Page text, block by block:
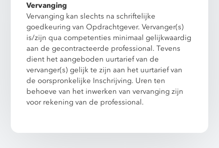
Vervanging
Vervanging kan slechts na schriftelijke
goedkeuring van Opdrachtgever. Vervanger(s)
is/zijn qua competenties minimaal gelijkwaardig
aan de gecontracteerde professional. Tevens
dient het aangeboden uurtarief van de
vervanger(s) gelijk te zijn aan het uurtarief van
de oorspronkelijke Inschrijving. Uren ten
behoeve van het inwerken van vervanging zijn
voor rekening van de professional.